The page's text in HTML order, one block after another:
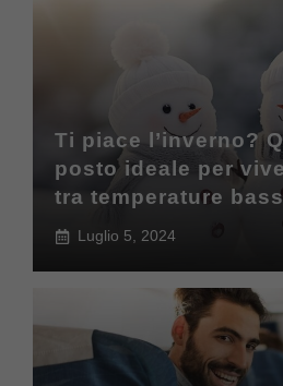
Ti piace l’inverno?
posto ideale per
tra temperature
Luglio 5, 2024